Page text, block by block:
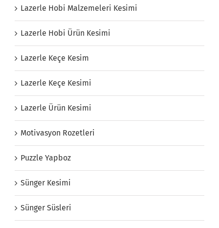
Lazerle Hobi Malzemeleri Kesimi
Lazerle Hobi Ürün Kesimi
Lazerle Keçe Kesim
Lazerle Keçe Kesimi
Lazerle Ürün Kesimi
Motivasyon Rozetleri
Puzzle Yapboz
Sünger Kesimi
Sünger Süsleri